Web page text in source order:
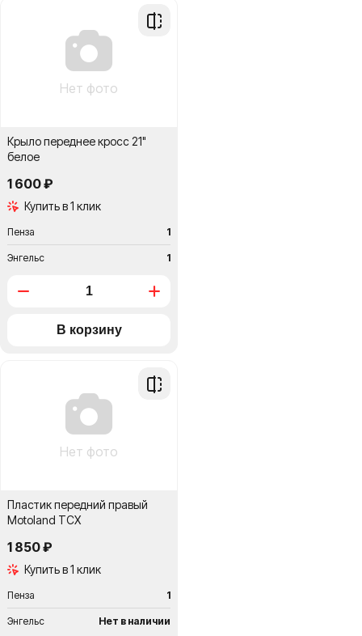
Добавить
Нет фото
Крыло переднеe кросс 21"
белое
1 600 ₽
Купить в 1 клик
Пенза 1
Энгельс 1
Добавить
Нет фото
Пластик передний правый
Motoland TCX
1 850 ₽
Купить в 1 клик
Пенза 1
Энгельс Нет в наличии